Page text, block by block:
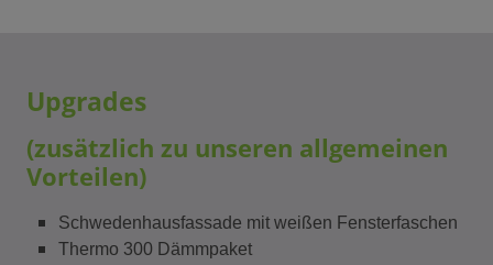
Upgrades
(zusätzlich zu unseren allgemeinen
Vorteilen)
Schwedenhausfassade mit weißen Fensterfaschen
Thermo 300 Dämmpaket